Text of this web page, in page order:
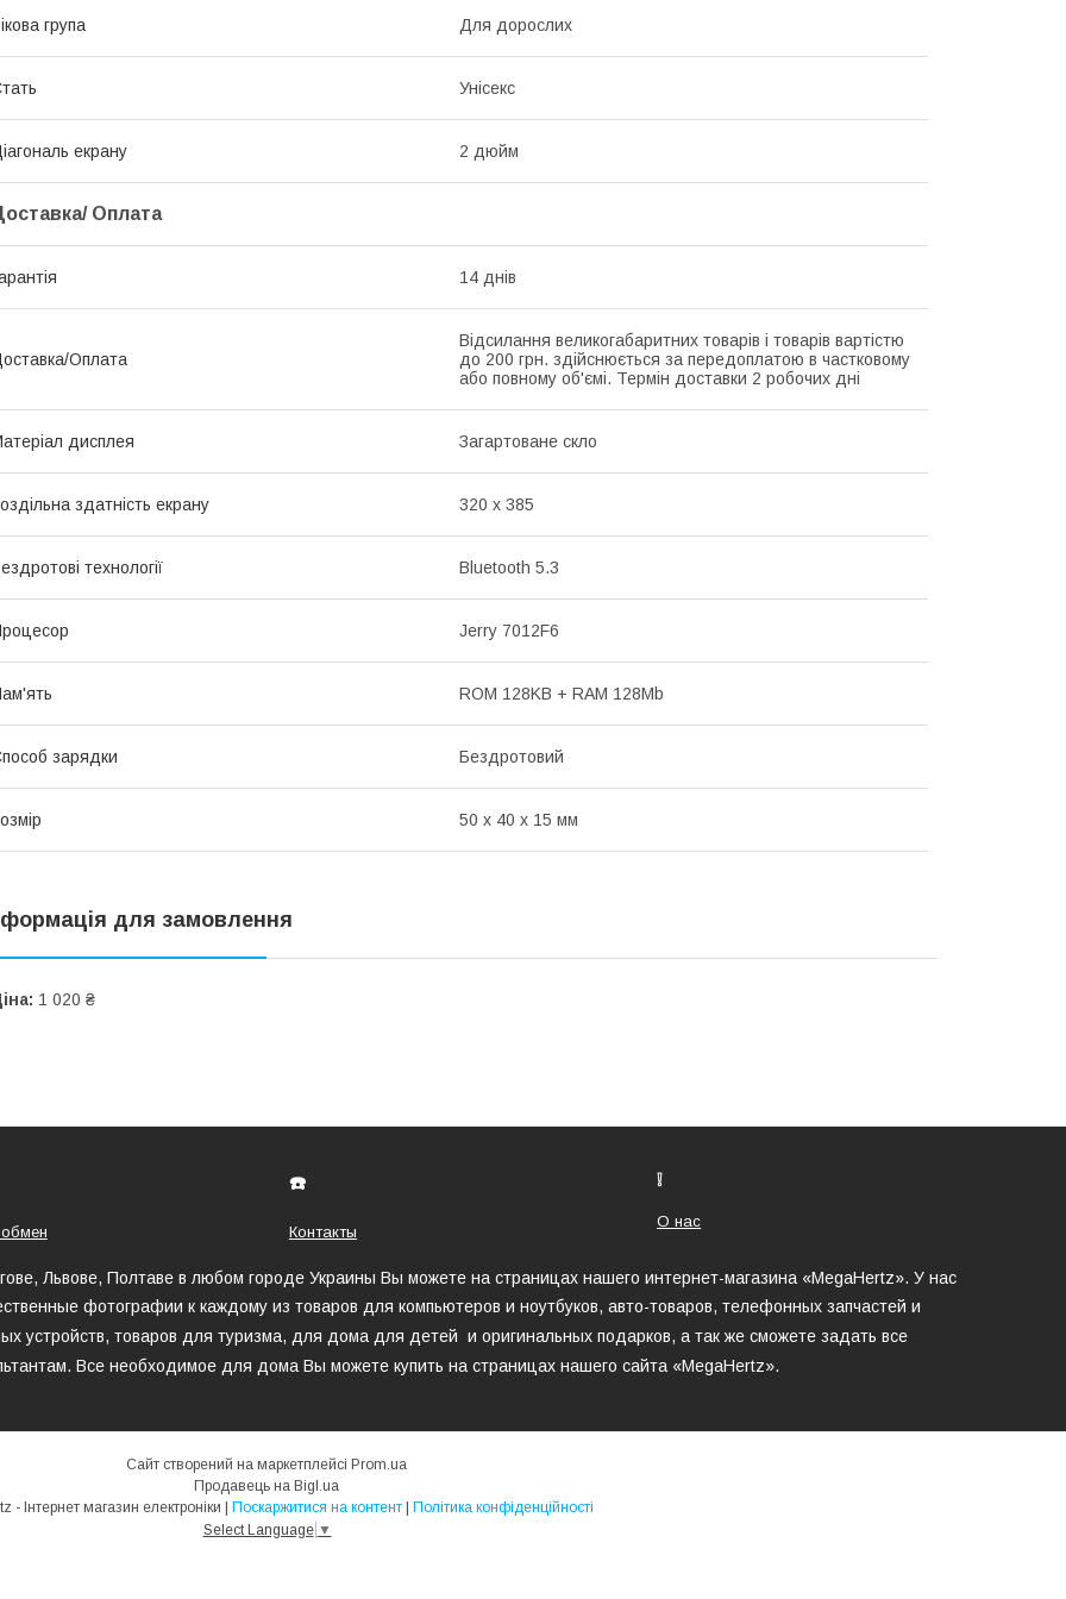
група Для дорослих
Унісекс
екрану 2 дюйм
Оплата
14 днів
Оплата
Відсилання великогабаритних товарів і товарів вартістю
до 200 грн. здійснюється за передоплатою в частковому
або повному об'ємі. Термін доставки 2 робочих дні
дисплея Загартоване скло
здатність екрану 320 х 385
технології Bluetooth 5.3
Jerry 7012F6
ROM 128KB + RAM 128Mb
зарядки Бездротовий
50 х 40 х 15 мм
для замовлення
1 020 ₴
☎️
Контакты
❕
О нас
Львове, Полтаве в любом городе Украины Вы можете на страницах нашего интернет-магазина «MegaHertz». У нас
фотографии к каждому из товаров для компьютеров и ноутбуков, авто-товаров, телефонных запчастей и
устройств, товаров для туризма, для дома для детей и оригинальных подарков, а так же сможете задать все
Все необходимое для дома Вы можете купить на страницах нашего сайта «MegaHertz».
Сайт створений на маркетплейсі Prom.ua
Продавець на Bigl.ua
Поскаржитися на контент
Політика конфіденційності
Select Language ▼